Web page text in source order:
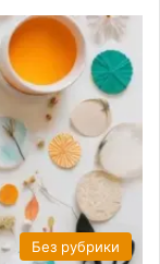
Без рубрики